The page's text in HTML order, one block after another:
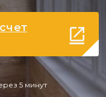
5 минут